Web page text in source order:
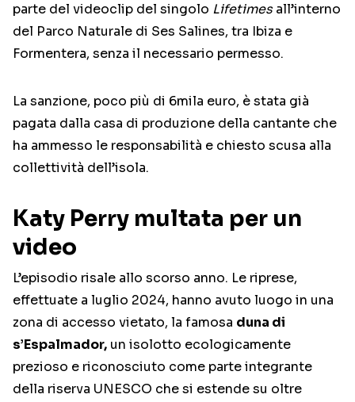
parte del videoclip del singolo Lifetimesall’interno
del Parco Naturale di Ses Salines, tra Ibiza e
Formentera, senza il necessario permesso.
La sanzione, poco più di 6mila euro, è stata già
pagata dalla casa di produzione della cantante che
ha ammesso le responsabilità e chiesto scusa alla
collettività dell’isola.
Katy Perry multata per un
video
L’episodio risale allo scorso anno. Le riprese,
effettuate a luglio 2024, hanno avuto luogo in una
zona di accesso vietato, la famosa duna di
s’Espalmador, un isolotto ecologicamente
prezioso e riconosciuto come parte integrante
della riserva UNESCO che si estende su oltre